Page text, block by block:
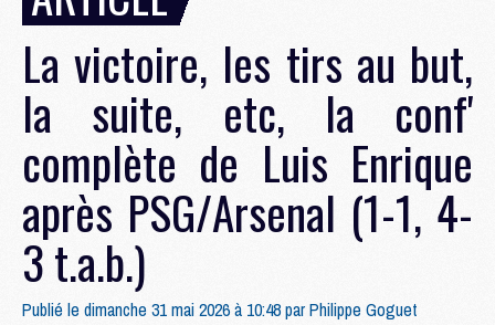
La victoire, les tirs au but,
la suite, etc, la conf'
complète de Luis Enrique
après PSG/Arsenal (1-1, 4-
3 t.a.b.)
Publié le dimanche 31 mai 2026 à 10:48 parPhilippe Goguet